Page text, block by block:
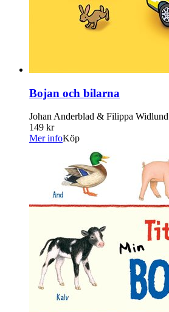
Bojan och bilarna
Johan Anderblad & Filippa Widlund
149 kr
Mer infoKöp